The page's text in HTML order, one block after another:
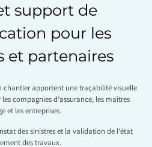
support de
pour les
et partenaires
chantier apportent une traçabilité visuelle
compagnies d’assurance, les maîtres
et les entreprises.
des sinistres et la validation de l’état
des travaux.